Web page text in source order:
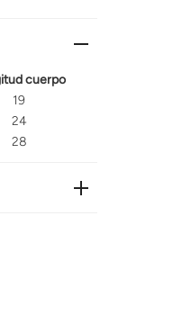
cuerpo
19
24
28